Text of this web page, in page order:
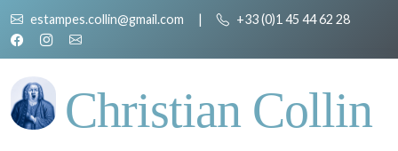
estampes.collin@gmail.com | +33 (0)1 45 44 62 28
Christian Collin